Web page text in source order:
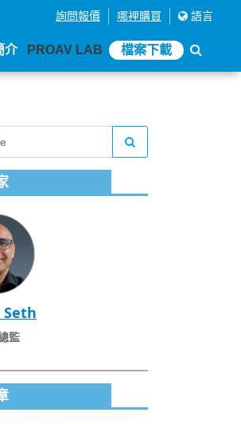
詢問報價 哪裡購買 語言
介 PROAV LAB 檔案下載
監